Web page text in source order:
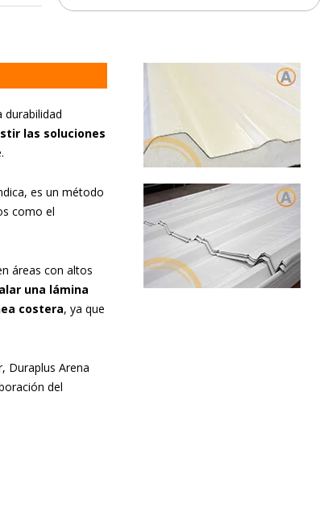
las soluciones
es un método
como el
áreas con altos
una lámina
costera, ya que
Duraplus Arena
del